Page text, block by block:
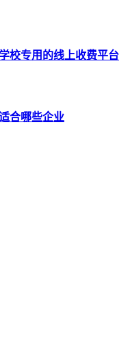
校专用的线上收费平台
合哪些企业